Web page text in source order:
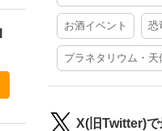
お酒イベント 恐
プラネタリウム・天
X(旧Twitter)